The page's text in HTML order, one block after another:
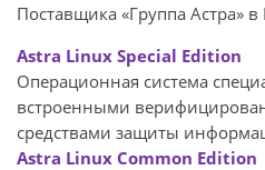
Поставщика «Группа Астра»
Astra Linux Special Edition
Операционная система
встроенными
средствами защиты
Astra Linux Common Edition